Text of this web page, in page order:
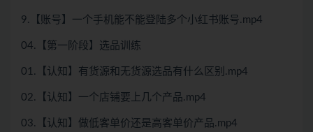
9.【账号】一个手机能不能登陆多个小红书账号.mp4
04.【第一阶段】选品训练
01.【认知】有货源和无货源选品有什么区别.mp4
02.【认知】一个店铺要上几个产品.mp4
03.【认知】做低客单价还是高客单价产品.mp4